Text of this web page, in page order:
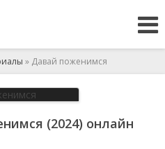
» Давай поженимся
(2024) онлайн